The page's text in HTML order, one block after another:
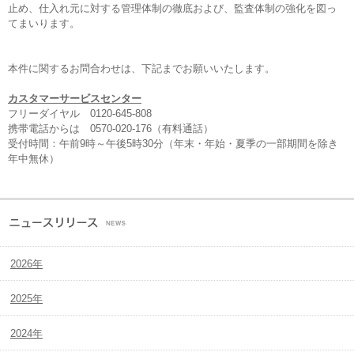
止め、仕入れ元に対する管理体制の徹底および、監査体制の強化を図っ
てまいります。
本件に関するお問合わせは、下記までお願いいたします。
カスタマーサービスセンター
フリーダイヤル 0120-645-808
携帯電話からは 0570-020-176（有料通話）
受付時間：午前9時～午後5時30分（年末・年始・夏季の一部期間を除き
年中無休）
2026年
2025年
2024年